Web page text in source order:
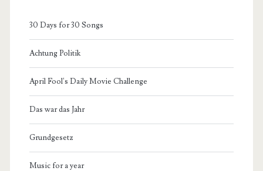
30 Days for 30 Songs
Achtung Politik
April Fool's Daily Movie Challenge
Das war das Jahr
Grundgesetz
Music for a year